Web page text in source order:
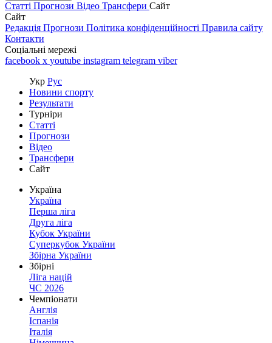
Статті Прогнози Відео Трансфери Сайт
Сайт
Редакція Прогнози Політика конфіденційності Правила сайту
Контакти
Соціальні мережі
facebook x youtube instagram telegram viber
Укр Рус
Новини спорту
Результати
Турніри
Статті
Прогнози
Відео
Трансфери
Сайт
Україна
Україна
Перша ліга
Друга ліга
Кубок України
Суперкубок України
Збірна України
Збірні
Ліга націй
ЧС 2026
Чемпіонати
Англія
Іспанія
Італія